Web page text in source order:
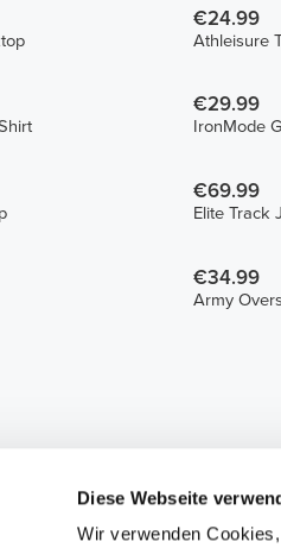
Diese Webseite
Wir verwenden
€24.99
Athleisure
€29.99
IronMode
€69.99
Elite Track
€34.99
Army